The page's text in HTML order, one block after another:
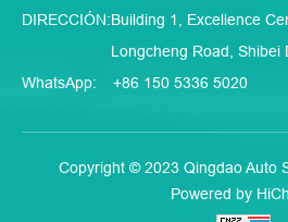
DIRECCIÓN:Building 1, Excellence
Longcheng Road, Shibei
WhatsApp:
+86 150 5336 5020
Copyright © 2023 Qingdao Auto
Powered by